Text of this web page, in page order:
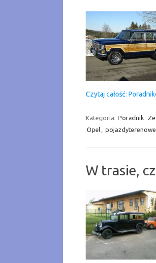
Czytaj całość:
Kategoria: Poradnik
Opel, pojazdyterenowe
W trasie,